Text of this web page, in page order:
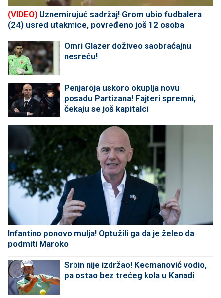
(VIDEO) Uznemirujuć sadržaj! Grom ubio fudbalera
(24) usred utakmice, povređeno još 12 osoba
Omri Glazer doživeo saobraćajnu
nesreću!
Penjaroja uskoro okuplja novu
posadu Partizana! Fajteri spremni,
čekaju se još kapitalci
Infantino ponovo mulja! Optužili ga da je želeo da
podmiti Maroko
Srbin nije izdržao! Kecmanović vodio,
pa ostao bez trećeg kola u Kanadi